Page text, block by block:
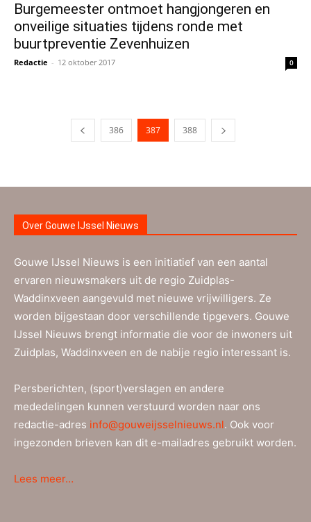
Burgemeester ontmoet hangjongeren en
onveilige situaties tijdens ronde met
buurtpreventie Zevenhuizen
Redactie - 12 oktober 2017 0
386 387 388
Over Gouwe IJssel Nieuws
Gouwe IJssel Nieuws is een initiatief van een aantal
ervaren nieuwsmakers uit de regio Zuidplas-
Waddinxveen aangevuld met nieuwe vrijwilligers. Ze
worden bijgestaan door verschillende tipgevers. Gouwe
IJssel Nieuws brengt informatie die voor de inwoners uit
Zuidplas, Waddinxveen en de nabije regio interessant is.
Persberichten, (sport)verslagen en andere
mededelingen kunnen verstuurd worden naar ons
redactie-adres info@gouweijsselnieuws.nl. Ook voor
ingezonden brieven kan dit e-mailadres gebruikt worden.
Lees meer…